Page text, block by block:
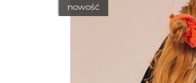
nowość